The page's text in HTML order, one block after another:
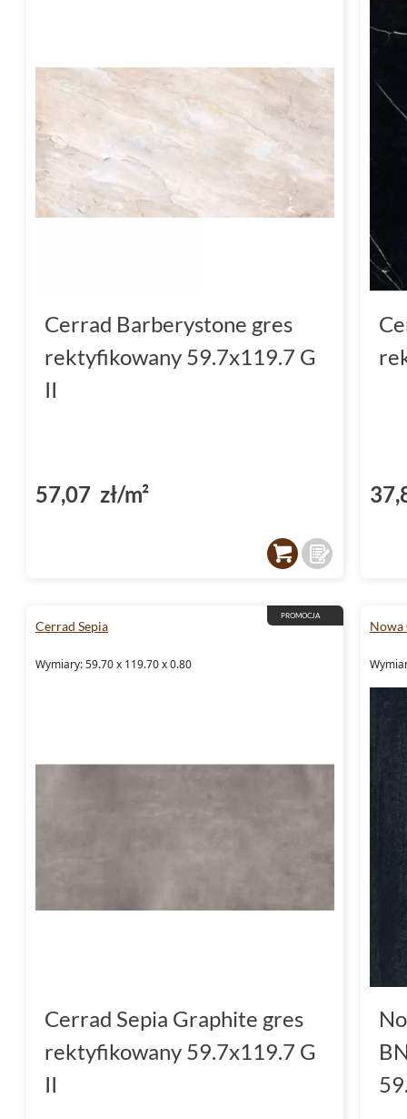
Cerrad Barberystone gres
rektyfikowany 59.7x119.7 G
II
57,07 zł/m²
PROMOCJA
Cerrad Sepia
Wymiary: 59.70 x 119.70 x 0.80
Cerrad Sepia Graphite gres
rektyfikowany 59.7x119.7 G
II
Nowa